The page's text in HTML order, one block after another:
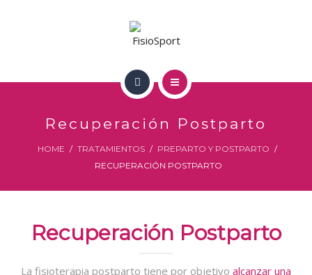
EQUIPO
TRATAMIENTOS
CONTACTO
EQUIPO
TRATAMIENTOS
Recuperación Postparto
HOME TRATAMIENTOS
PREPARTO Y POSTPARTO
RECUPERACIÓN POSTPARTO
Recuperación Postparto
La fisioterapia postparto tiene por objetivo alcanzar una